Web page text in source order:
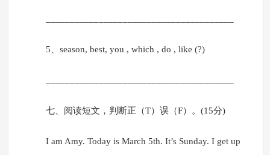
5、season, best, you , which , do , like (?)
七、阅读短文，判断正（T）误（F）。(15分)
I am Amy. Today is March 5th. It’s Sunday. I get up